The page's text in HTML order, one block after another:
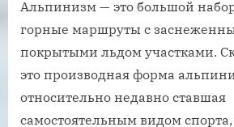
Альпинизм — это большой
горные маршруты с
покрытыми льдом участками.
это производная форма
относительно недавно ставшая
самостоятельным видом